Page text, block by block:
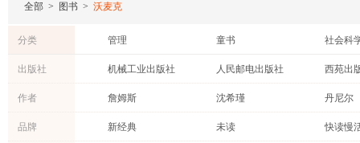
全部 > 图书 > 沃麦克
分类 管理 童书
社会科
艺术
医学
传记
自然科学
亲子/家教
教材
出版社 机械工业出版社 人民邮电出版社
西苑出
上海教育出版社
教育科学出版社
北京联
作者 詹姆斯 沈希瑾
丹尼尔
麦克·巴内特
丹·琼斯
程雯
品牌 新经典 未读 快读慢